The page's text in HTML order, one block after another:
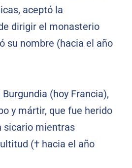
aceptó la
dirigir el monasterio
su nombre (hacia el año
Burgundia (hoy Francia),
y mártir, que fue herido
sicario mientras
(† hacia el año